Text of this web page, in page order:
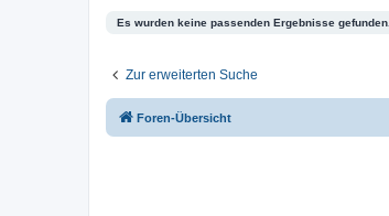
Es wurden keine passenden Ergebnisse gefunden.
Zur erweiterten Suche
Foren-Übersicht